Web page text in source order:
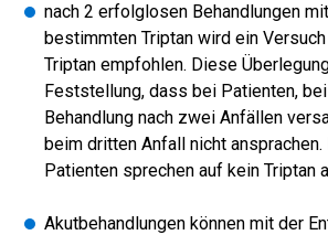
nach 2 erfolglosen Behandlungen
bestimmten Triptan wird ein
Triptan empfohlen. Diese
Feststellung, dass bei Patienten,
Behandlung nach zwei Anfällen
beim dritten Anfall nicht ansprachen.
Patienten sprechen auf kein Triptan
Akutbehandlungen können mit der